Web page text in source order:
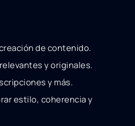
de contenido.
y originales.
y más.
estilo, coherencia y